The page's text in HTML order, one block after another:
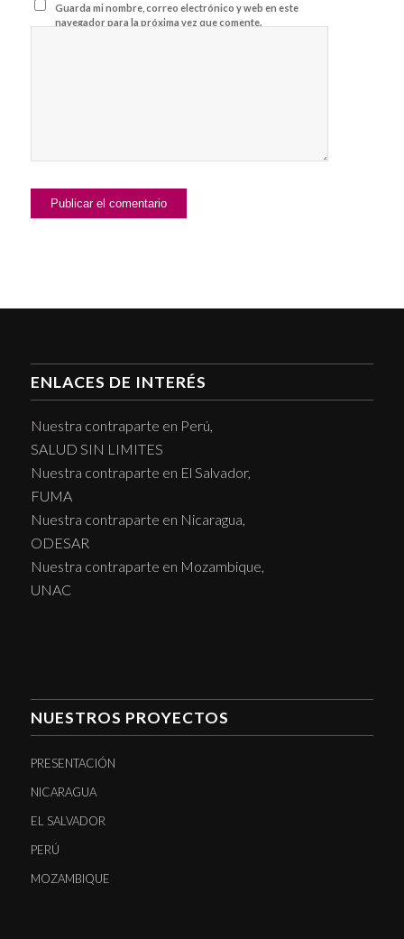
Guarda mi nombre, correo electrónico y web en este
navegador para la próxima vez que comente.
ENLACES DE INTERÉS
Nuestra contraparte en Perú,
SALUD SIN LIMITES
Nuestra contraparte en El Salvador,
FUMA
Nuestra contraparte en Nicaragua,
ODESAR
Nuestra contraparte en Mozambique,
UNAC
NUESTROS PROYECTOS
PRESENTACIÓN
NICARAGUA
EL SALVADOR
PERÚ
MOZAMBIQUE